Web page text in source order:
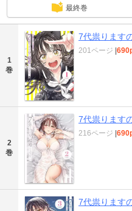
最終巻
1
巻
7代祟ります
201ページ
2
巻
7代祟ります
216ページ
7代祟ります